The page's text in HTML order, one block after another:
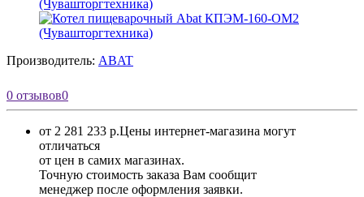
Производитель: ABAT
0 отзывов0
от 2 281 233 р.Цены интернет-магазина могут
отличаться
от цен в самих магазинах.
Точную стоимость заказа Вам сообщит
менеджер после оформления заявки.